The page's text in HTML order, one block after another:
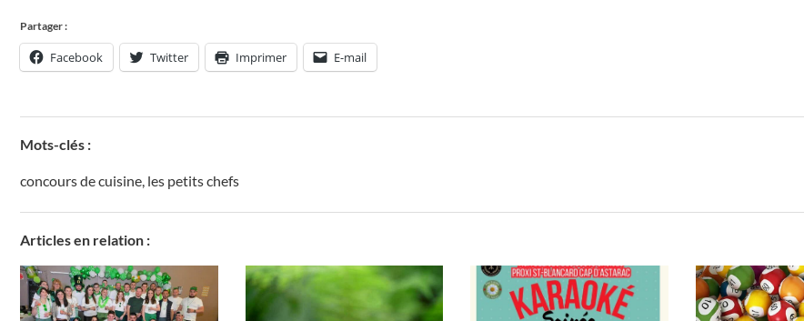
Partager :
Facebook Twitter Imprimer E-mail
Mots-clés :
concours de cuisine, les petits chefs
Articles en relation :